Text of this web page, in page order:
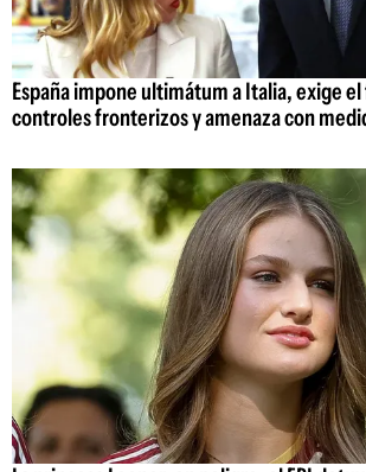
España impone ultimátum a Italia, exige el
controles fronterizos y amenaza con